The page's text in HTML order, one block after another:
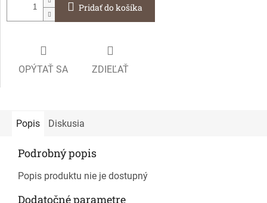
Pridať do košíka
OPÝTAŤ SA ZDIEĽAŤ
Popis Diskusia
Podrobný popis
Popis produktu nie je dostupný
Dodatočné parametre